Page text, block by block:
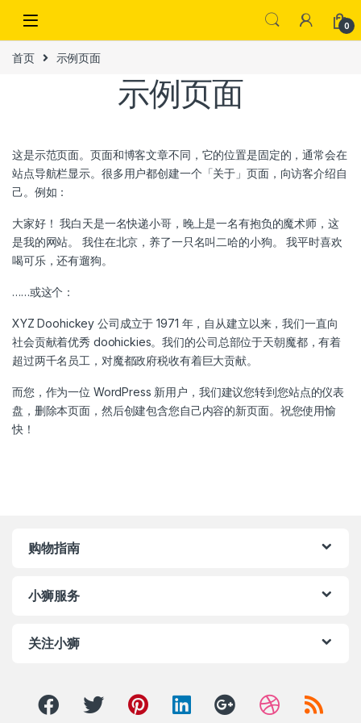
0
首页 示例页面
示例页面
这是示范页面。页面和博客文章不同，它的位置是固定的，通常会在
站点导航栏显示。很多用户都创建一个「关于」页面，向访客介绍自
己。例如：
大家好！ 我白天是一名快递小哥，晚上是一名有抱负的魔术师，这
是我的网站。 我住在北京，养了一只名叫二哈的小狗。 我平时喜欢
喝可乐，还有遛狗。
……或这个：
XYZ Doohickey 公司成立于 1971 年，自从建立以来，我们一直向
社会贡献着优秀 doohickies。我们的公司总部位于天朝魔都，有着
超过两千名员工，对魔都政府税收有着巨大贡献。
而您，作为一位 WordPress 新用户，我们建议您转到您站点的仪表
盘 ，删除本页面，然后创建包含您自己内容的新页面。祝您使用愉
快！
购物指南
小狮服务
关注小狮